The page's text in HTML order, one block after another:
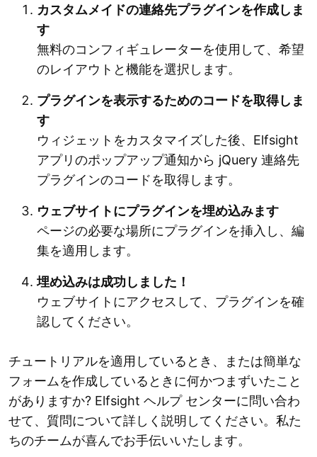
カスタムメイドの連絡先プラグインを作成しま
す
無料のコンフィギュレーターを使用して、希望
のレイアウトと機能を選択します。
プラグインを表示するためのコードを取得しま
す
ウィジェットをカスタマイズした後、Elfsight
アプリのポップアップ通知から jQuery 連絡先
プラグインのコードを取得します。
ウェブサイトにプラグインを埋め込みます
ページの必要な場所にプラグインを挿入し、編
集を適用します。
埋め込みは成功しました！
ウェブサイトにアクセスして、プラグインを確
認してください。
チュートリアルを適用しているとき、または簡単な
フォームを作成しているときに何かつまずいたこと
がありますか? Elfsight ヘルプ センターに問い合わ
せて、質問について詳しく説明してください。私た
ちのチームが喜んでお手伝いいたします。